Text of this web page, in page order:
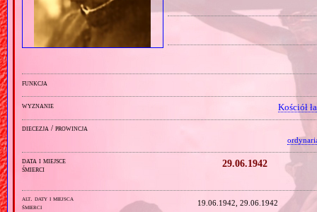
funkcja
wyznanie Kościół
diecezja / prowincja
data i miejsce
śmierci
29.06.1942
alt. daty i miejsca
śmierci
19.06.1942, 29.06.1942